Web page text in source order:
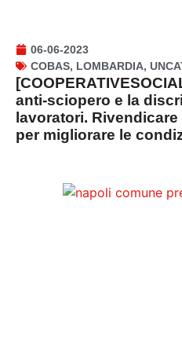
06-06-2023
COBAS, LOMBARDIA,
anti-sciopero e la
lavoratori.
per migliorare le